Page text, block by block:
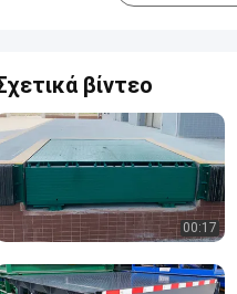
βίντεο
00:17